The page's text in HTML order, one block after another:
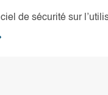
de sécurité sur